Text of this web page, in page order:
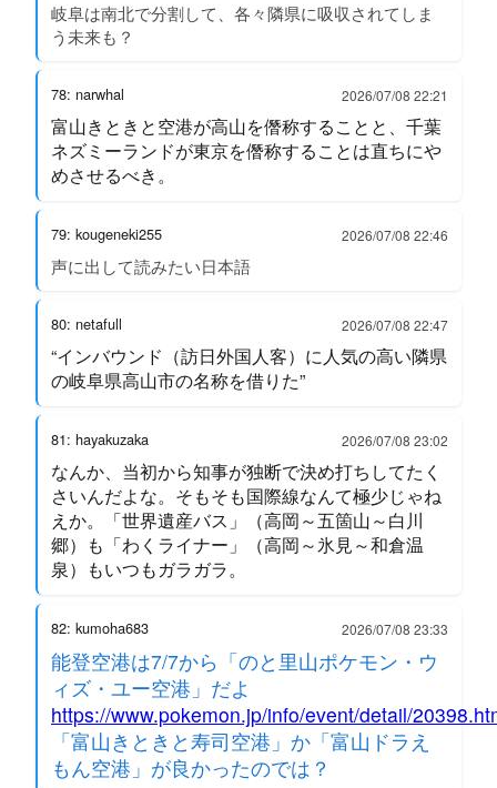
岐阜は南北で分割して、各々隣県に吸収されてしま
う未来も？
78: narwhal 2026/07/08 22:21
富山きときと空港が高山を僭称することと、千葉
ネズミーランドが東京を僭称することは直ちにや
めさせるべき。
79: kougeneki255 2026/07/08 22:46
声に出して読みたい日本語
80: netafull 2026/07/08 22:47
“インバウンド（訪日外国人客）に人気の高い隣県
の岐阜県高山市の名称を借りた”
81: hayakuzaka 2026/07/08 23:02
なんか、当初から知事が独断で決め打ちしてたく
さいんだよな。そもそも国際線なんて極少じゃね
えか。「世界遺産バス」（高岡～五箇山～白川
郷）も「わくライナー」（高岡～氷見～和倉温
泉）もいつもガラガラ。
82: kumoha683 2026/07/08 23:33
能登空港は7/7から「のと里山ポケモン・ウ
ィズ・ユー空港」だよ
https://www.pokemon.jp/info/event/detail/
「富山きときと寿司空港」か「富山ドラえ
もん空港」が良かったのでは？